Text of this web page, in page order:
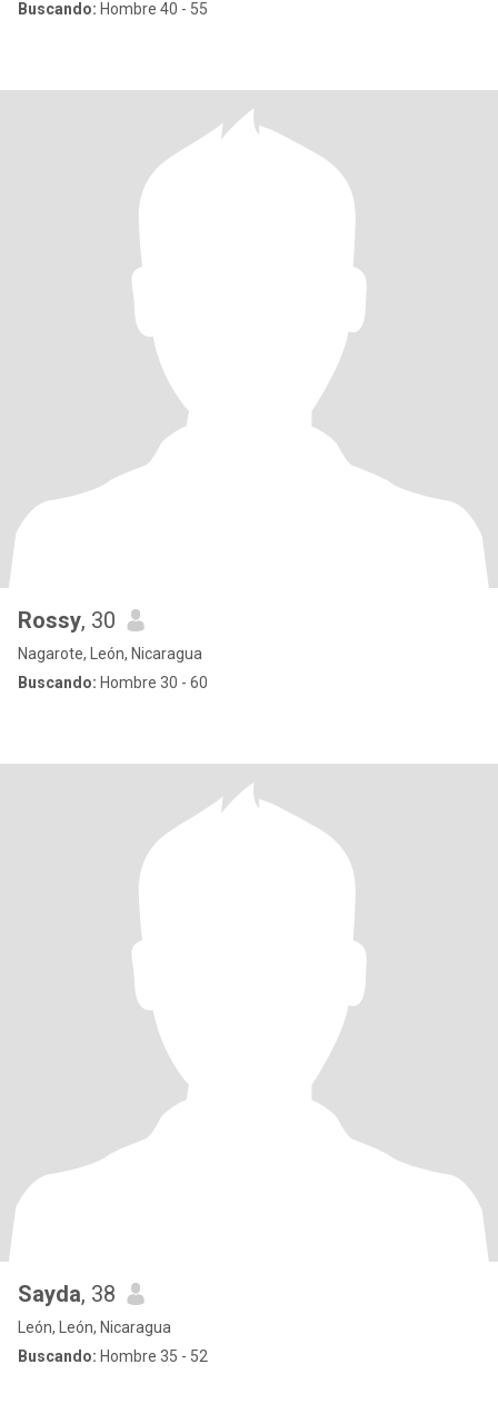
Buscando: Hombre 40 - 55
Rossy, 30
Nagarote, León, Nicaragua
Buscando: Hombre 30 - 60
Sayda, 38
León, León, Nicaragua
Buscando: Hombre 35 - 52